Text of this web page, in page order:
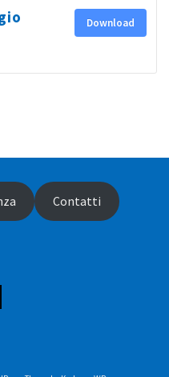
Download
Contatti